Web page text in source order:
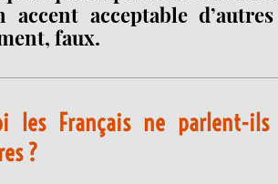
accent acceptable
faux.
les Français ne parlent-
?